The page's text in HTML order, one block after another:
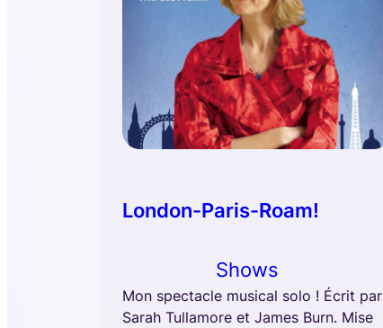
London-Paris-Roam!
Shows
Mon spectacle musical solo ! Écrit par
Sarah Tullamore et James Burn. Mise